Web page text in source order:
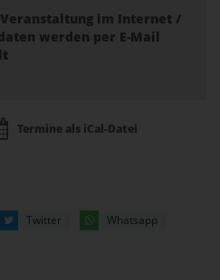
im Internet /
werden per E-Mail
Termine als iCal-Datei
Twitter Whatsapp